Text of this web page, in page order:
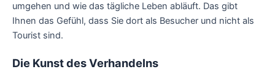
umgehen und wie das tägliche Leben abläuft. Das gibt
Ihnen das Gefühl, dass Sie dort als Besucher und nicht als
Tourist sind.
Die Kunst des Verhandelns